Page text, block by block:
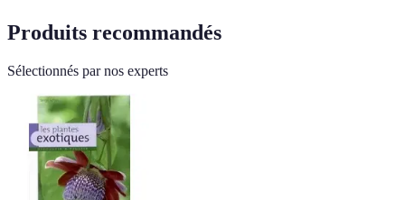
Produits recommandés
Sélectionnés par nos experts